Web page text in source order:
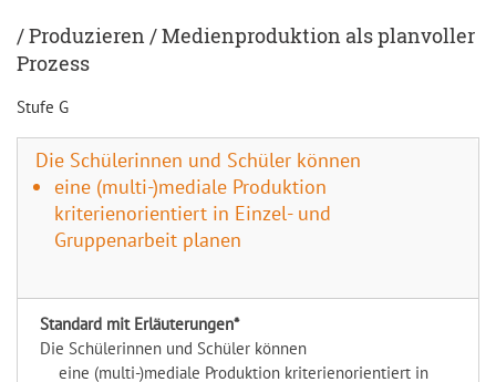
/ Produzieren / Medienproduktion als planvoller
Prozess
Stufe G
Die Schülerinnen und Schüler können
eine (multi-)mediale Produktion
kriterienorientiert in Einzel- und
Gruppenarbeit planen
Standard mit Erläuterungen*
Die Schülerinnen und Schüler können
eine (multi-)mediale Produktion kriterienorientiert in